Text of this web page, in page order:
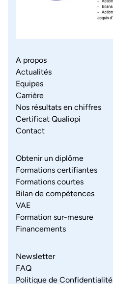
A propos
Actualités
Equipes
Carrière
Nos résultats en chiffres
Certificat Qualiopi
Contact
Obtenir un diplôme
Formations certifiantes
Formations courtes
Bilan de compétences
VAE
Formation sur-mesure
Financements
Newsletter
FAQ
Politique de Confidentialité